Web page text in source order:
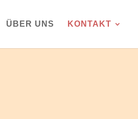
ÜBER UNS KONTAKT